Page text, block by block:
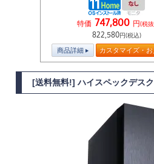
特価 747,800 円(税
822,580円(税込)
商品詳細 カスタマイズ・
[送料無料!] ハイスペックデス